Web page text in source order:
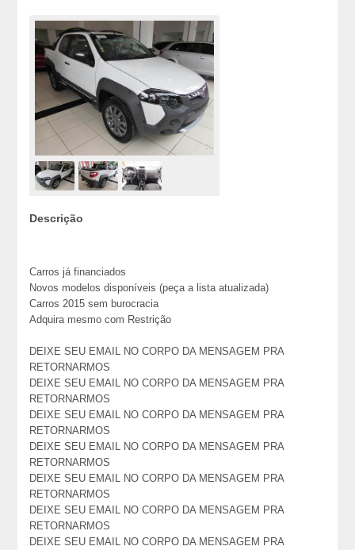
Descrição
Carros já financiados
Novos modelos disponíveis (peça a lista atualizada)
Carros 2015 sem burocracia
Adquira mesmo com Restrição
DEIXE SEU EMAIL NO CORPO DA MENSAGEM PRA
RETORNARMOS
DEIXE SEU EMAIL NO CORPO DA MENSAGEM PRA
RETORNARMOS
DEIXE SEU EMAIL NO CORPO DA MENSAGEM PRA
RETORNARMOS
DEIXE SEU EMAIL NO CORPO DA MENSAGEM PRA
RETORNARMOS
DEIXE SEU EMAIL NO CORPO DA MENSAGEM PRA
RETORNARMOS
DEIXE SEU EMAIL NO CORPO DA MENSAGEM PRA
RETORNARMOS
DEIXE SEU EMAIL NO CORPO DA MENSAGEM PRA